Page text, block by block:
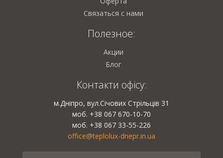
Связаться с нами
Полезное:
Акции
Блог
Контакти офісу:
м.Дніпро, вул.Січових Стрільців 31
моб. +38 067 670-10-70
моб. +38 067 33-55-226
office@teplolux-dnepr.in.ua